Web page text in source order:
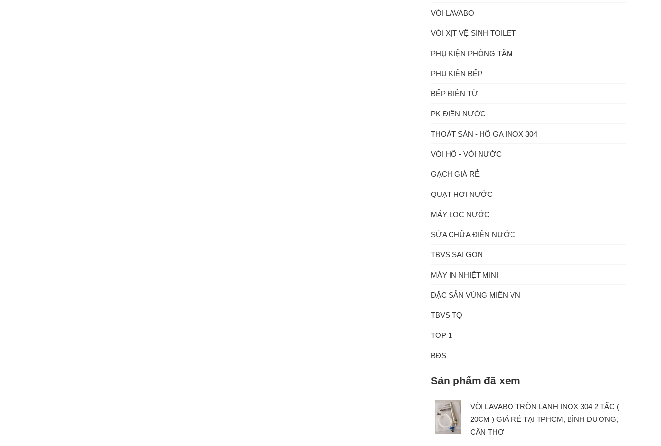
VÒI LAVABO
VÒI XỊT VỆ SINH TOILET
PHỤ KIỆN PHÒNG TẮM
PHỤ KIỆN BẾP
BẾP ĐIỆN TỪ
PK ĐIỆN NƯỚC
THOÁT SÀN - HỐ GA INOX 304
VÒI HỒ - VÒI NƯỚC
GẠCH GIÁ RẺ
QUẠT HƠI NƯỚC
MÁY LỌC NƯỚC
SỬA CHỮA ĐIỆN NƯỚC
TBVS SÀI GÒN
MÁY IN NHIỆT MINI
ĐẶC SẢN VÙNG MIỀN VN
TBVS TQ
TOP 1
BĐS
Sản phẩm đã xem
VÒI LAVABO TRÒN LẠNH INOX 304 2 TẤC (
20CM ) GIÁ RẺ TẠI TPHCM, BÌNH DƯƠNG,
CẦN THƠ